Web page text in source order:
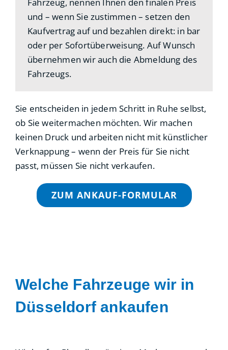
Fahrzeug, nennen Ihnen den finalen Preis
und – wenn Sie zustimmen – setzen den
Kaufvertrag auf und bezahlen direkt: in bar
oder per Sofortüberweisung. Auf Wunsch
übernehmen wir auch die Abmeldung des
Fahrzeugs.
Sie entscheiden in jedem Schritt in Ruhe selbst,
ob Sie weitermachen möchten. Wir machen
keinen Druck und arbeiten nicht mit künstlicher
Verknappung – wenn der Preis für Sie nicht
passt, müssen Sie nicht verkaufen.
ZUM ANKAUF-FORMULAR
Welche Fahrzeuge wir in
Düsseldorf ankaufen